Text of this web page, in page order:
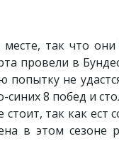
так что
провели в
не
синих 8 побед и
так как
в этом сезоне